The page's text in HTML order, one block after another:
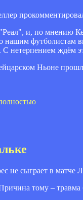
и, по мнению
нашим футболистам
С нетерпением ждём
Ньоне
не сыграет в матче
тому –